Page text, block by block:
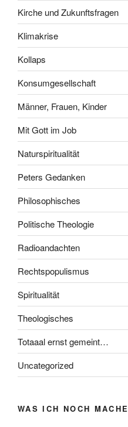
Kirche und Zukunftsfragen
Klimakrise
Kollaps
Konsumgesellschaft
Männer, Frauen, Kinder
Mit Gott im Job
Naturspiritualität
Peters Gedanken
Philosophisches
Politische Theologie
Radioandachten
Rechtspopulismus
Spiritualität
Theologisches
Totaaal ernst gemeint…
Uncategorized
WAS ICH NOCH MACHE